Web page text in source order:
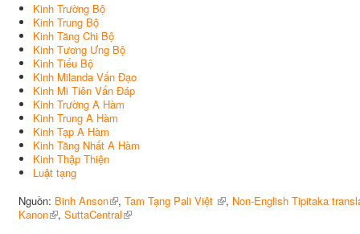
Kinh Trường Bộ
Kinh Trung Bộ
Kinh Tăng Chi Bộ
Kinh Tương Ưng Bộ
Kinh Tiểu Bộ
Kinh Milanda Vấn Đạo
Kinh Mi Tiên Vấn Đáp
Kinh Trường A Hàm
Kinh Trung A Hàm
Kinh Tạp A Hàm
Kinh Tăng Nhất A Hàm
Kinh Thập Thiện
Luật tạng
Nguồn: Binh Anson , Tam Tạng Pali Việt , Non-English Tipitaka
Kanon
, SuttaCentral